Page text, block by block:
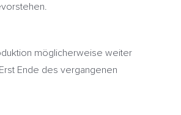
möglicherweise weiter
Ende des vergangenen